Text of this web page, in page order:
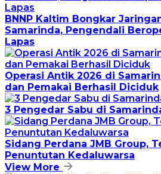
BNNP Kaltim Bongkar
Samarinda, Pengendali
Lapas
Operasi Antik 2026 di
dan Pemakai Berhasil Diciduk
3 Pengedar Sabu di
Sidang Perdana JMB Group,
Penuntutan Kedaluwarsa
View More